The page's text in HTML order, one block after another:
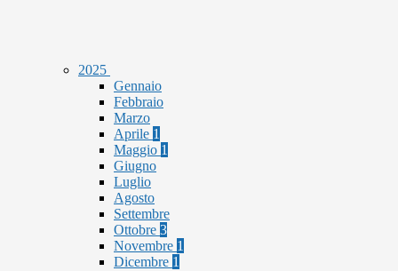
2025
Gennaio
Febbraio
Marzo
Aprile 1
Maggio 1
Giugno
Luglio
Agosto
Settembre
Ottobre 3
Novembre 1
Dicembre 1